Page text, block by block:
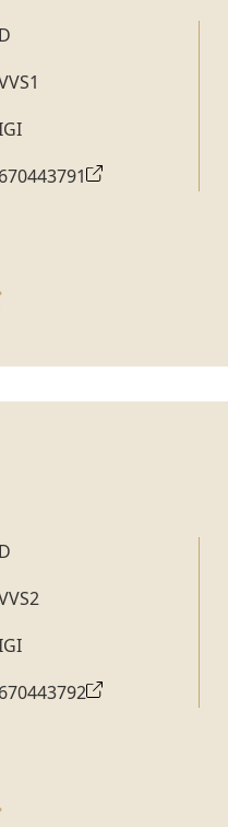
D
670443791
D
670443792